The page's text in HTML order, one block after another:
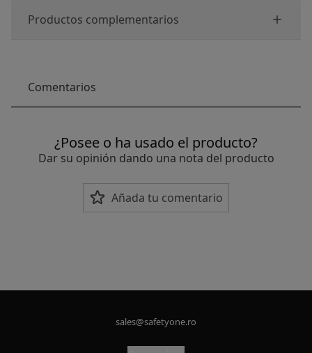
Productos complementarios
Comentarios
¿Posee o ha usado el producto?
Dar su opinión dando una nota del producto
Añada tu comentario
sales@safetyone.ro